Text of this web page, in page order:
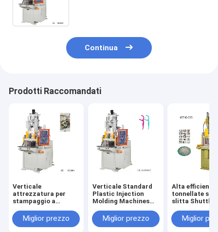
Continua
Prodotti Raccomandati
Verticale
attrezzatura per
stampaggio a
appendiabiti
completamente
Miglior prezzo
Verticale Standard
Plastic Injection
Molding Machines
SticksMiglior prezzo
Alta efficienza
tonnellate
slitta Shuttle
Molding
Miglior